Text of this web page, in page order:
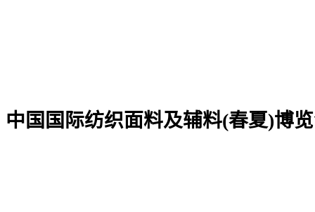
中国国际纺织面料及辅料(春夏)博